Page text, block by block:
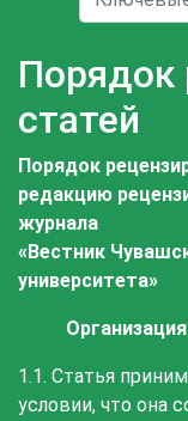
Порядок
статей
Порядок
редакцию
журнала
«Вестник
университета»
1.1. Статья
условии, что она